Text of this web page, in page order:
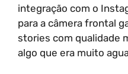
integração com o
para a câmera frontal
stories com qualidade
algo que era muito